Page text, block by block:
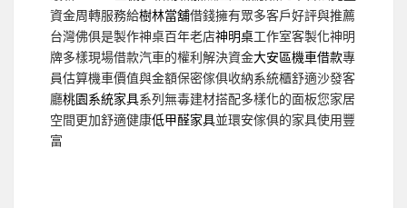
資金周轉服務給樹林當舖借錢擁有眾多客戶好評與推薦
台灣佛俱是製作神桌百年老店神明桌工作室客製化神明
牌多樣現場借款汽車的權利解決資金大安區機車借款專
員估算機車價值與金額保密傢俱收納系統櫃舒適沙發客
廳桃園系統家具系列無毒建材搭配多樣化的面板您家居
空間更加舒適健康低甲醛家具並環安傢俱的家具使用豐
富